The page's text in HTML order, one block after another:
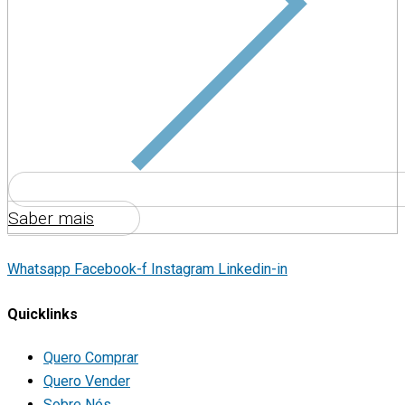
Saber mais
Whatsapp Facebook-f Instagram Linkedin-in
Quicklinks
Quero Comprar
Quero Vender